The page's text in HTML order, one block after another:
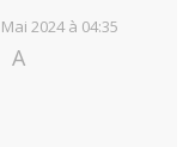
2024 à 04:35
A